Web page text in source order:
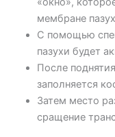
мембране
С помощью
пазухи будет
После
заполняется
Затем место
сращение